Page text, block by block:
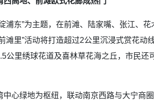
浦东”为主题，在前滩、陆家嘴、张江、
滩里”活动将打造超过2公里沉浸式赏花动
公里绣球花道及喜林草花海之丘，市民还
心绿地为枢纽，联动南京西路与大宁商